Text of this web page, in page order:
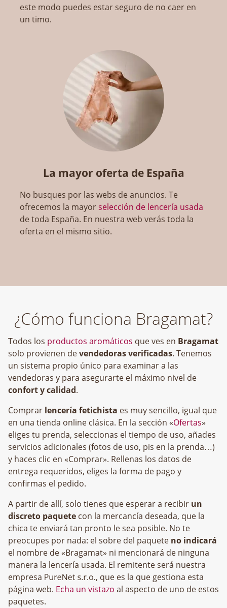
este modo puedes estar seguro de no caer en
un timo.
La mayor oferta de España
No busques por las webs de anuncios. Te
ofrecemos la mayorselección de lencería usada
de toda España. En nuestra web verás toda la
oferta en el mismo sitio.
¿Cómo funciona Bragamat?
Todos los productos aromáticos que ves en Bragamat
solo provienen devendedoras verificadas. Tenemos
un sistema propio único para examinar a las
vendedoras y para asegurarte el máximo nivel de
confort y calidad.
Comprar lencería fetichista es muy sencillo, igual que
en una tienda online clásica. En la sección «Ofertas»
eliges tu prenda, seleccionas el tiempo de uso, añades
servicios adicionales (fotos de uso, pis en la prenda…)
y haces clic en «Comprar». Rellenas los datos de
entrega requeridos, eliges la forma de pago y
confirmas el pedido.
A partir de allí, solo tienes que esperar a recibir un
discreto paquete con la mercancía deseada, que la
chica te enviará tan pronto le sea posible. No te
preocupes por nada: el sobre del paquete no indicará
el nombre de «Bragamat» ni mencionará de ninguna
manera la lencería usada. El remitente será nuestra
empresa
, que es la que gestiona esta
página web. Echa un vistazo al aspecto de uno de estos
paquetes.